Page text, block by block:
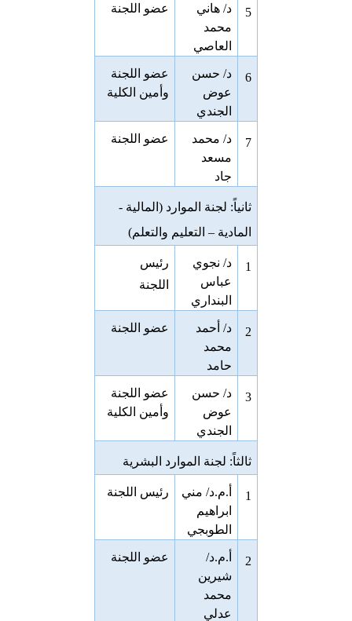
5
د/ هاني
محمد
العاصي
عضو اللجنة
6
د/ حسن
عوض
الجندي
عضو اللجنة
وأمين الكلية
7
د/ محمد
مسعد
جاد
عضو اللجنة
ثانياً: لجنة الموارد (المالية -
المادية – التعليم والتعلم)
1
د/ نجوي
عباس
البنداري
رئيس
اللجنة
2
د/ أحمد
محمد
حامد
عضو اللجنة
3
د/ حسن
عوض
الجندي
عضو اللجنة
وأمين الكلية
ثالثاً: لجنة الموارد البشرية
1
أ.م.د/ مني
ابراهيم
الطوبجي
رئيس اللجنة
2
أ.م.د/
شيرين
محمد
عدلي
عضو اللجنة